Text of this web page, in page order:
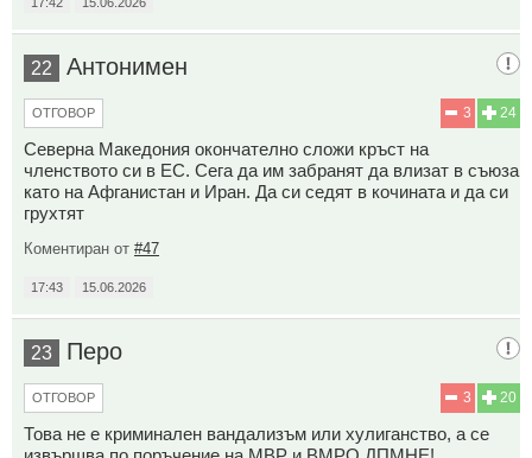
22 Антонимен
24
3
ОТГОВОР
Северна Македония окончателно сложи кръст на
членството си в ЕС. Сега да им забранят да влизат в съюза
като на Афганистан и Иран. Да си седят в кочината и да си
грухтят
Коментиран от #47
17:43 15.06.2026
23 Перо
20
3
ОТГОВОР
Това не е криминален вандализъм или хулиганство, а се